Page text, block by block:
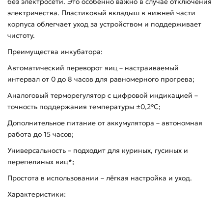
электричества. Пластиковый вкладыш в нижней части
корпуса облегчает уход за устройством и поддерживает
чистоту.
Преимущества инкубатора:
Автоматический переворот яиц – настраиваемый
интервал от 0 до 8 часов для равномерного прогрева;
Аналоговый терморегулятор с цифровой индикацией –
точность поддержания температуры ±0,2°C;
Дополнительное питание от аккумулятора – автономная
работа до 15 часов;
Универсальность – подходит для куриных, гусиных и
перепелиных яиц*;
Простота в использовании – лёгкая настройка и уход.
Характеристики: